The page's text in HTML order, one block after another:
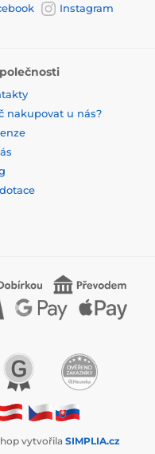
Instagram
nakupovat u nás?
vytvořila SIMPLIA.cz